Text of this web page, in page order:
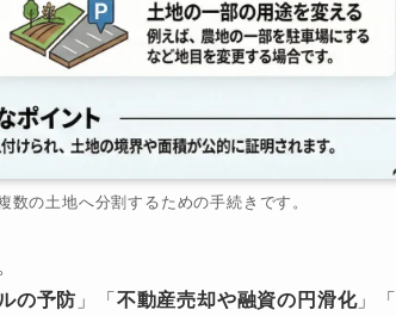
の土地へ分割するための手続きです。
の予防 」「不動産売却や融資の円滑化」「